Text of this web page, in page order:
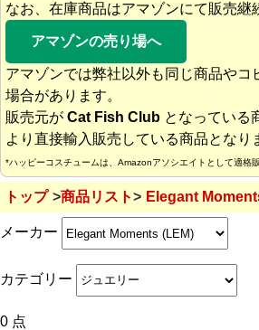
なお、在庫商品はアマゾンにて販売継
アマゾンの売り場へ
アマゾンでは弊社以外も同じ商品やコ
場合があります。
販売元が Cat Fish Club となっている
より直接輸入販売している商品となり
*ハッピーコスチュームは、Amazonアソシエイトとして適格
トップ 商品リスト Elegant
メーカー
カテゴリー
0 点